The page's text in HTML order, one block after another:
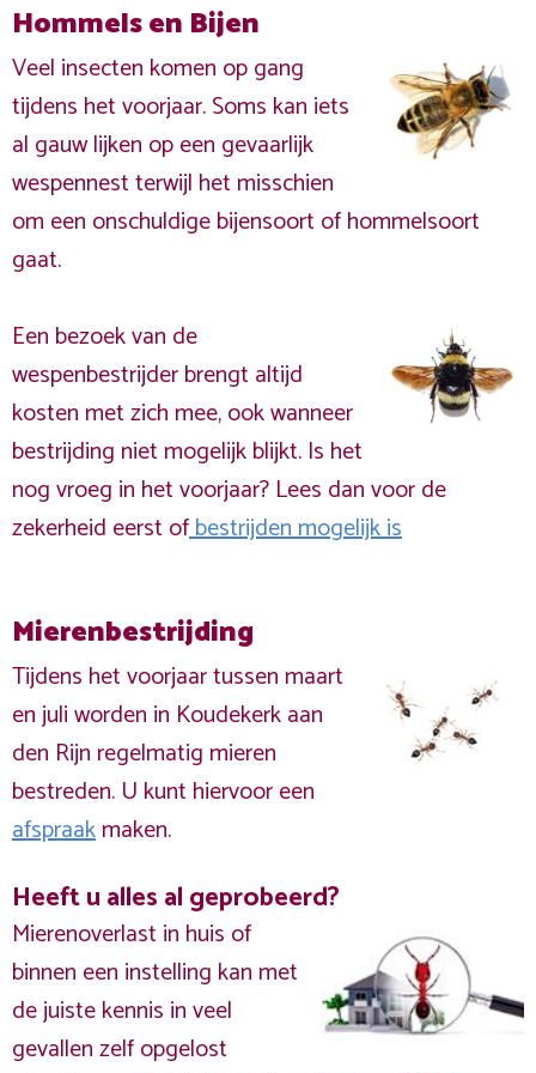
Hommels en Bijen
Veel insecten komen op gang
tijdens het voorjaar. Soms kan iets
al gauw lijken op een gevaarlijk
wespennest terwijl het misschien
om een onschuldige bijensoort of hommelsoort
gaat.
Een bezoek van de
wespenbestrijder brengt altijd
kosten met zich mee, ook wanneer
bestrijding niet mogelijk blijkt. Is het
nog vroeg in het voorjaar? Lees dan voor de
zekerheid eerst ofbestrijden mogelijk is
Mierenbestrijding
Tijdens het voorjaar tussen maart
en juli worden in Koudekerk aan
den Rijn regelmatig mieren
bestreden. U kunt hiervoor een
afspraakmaken.
Heeft u alles al geprobeerd?
Mierenoverlast in huis of
binnen een instelling kan met
de juiste kennis in veel
gevallen zelf opgelost